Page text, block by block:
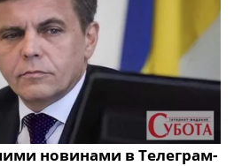
новинами в Телеграм-